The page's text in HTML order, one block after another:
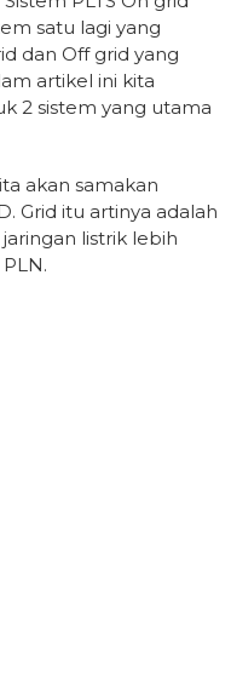
satu lagi yang
dan Off grid yang
artikel ini kita
2 sistem yang utama
akan samakan
Grid itu artinya adalah
listrik lebih